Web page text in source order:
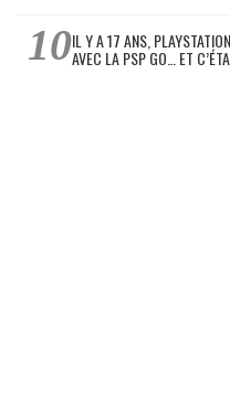
IL Y A 17 ANS,
AVEC LA PSP GO… ET